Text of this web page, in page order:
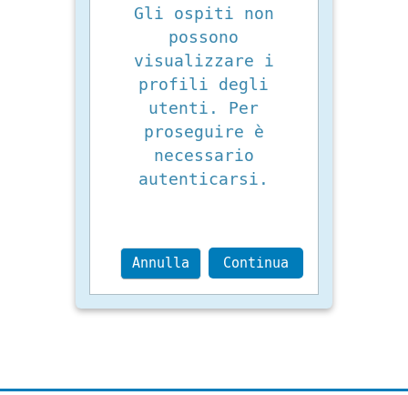
Gli ospiti non
possono
visualizzare i
profili degli
utenti. Per
proseguire è
necessario
autenticarsi.
Annulla Continua